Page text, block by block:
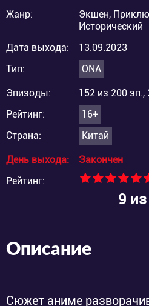
Жанр:
Экшен,
Исторический
Дата выхода:
13.09.2023
Тип:
ONA
Эпизоды:
152 из 200 эп.,
Рейтинг:
16+
Страна:
Китай
День выхода:
Закончен
Рейтинг:
9
Описание
Сюжет аниме